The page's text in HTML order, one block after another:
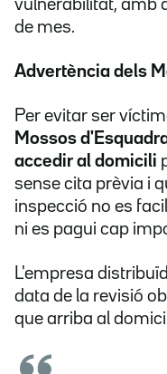
vulnerabilitat, amb
de mes.
Advertència dels
Per evitar ser
Mossos
accedir al domicili
sense cita prèvia i
inspecció no es
ni es pagui cap
L'empresa
data de la revisió
que arriba al